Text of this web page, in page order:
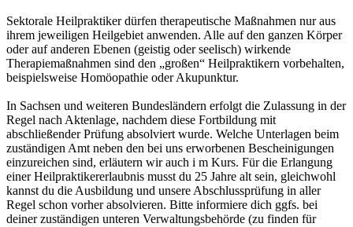
Sektorale Heilpraktiker dürfen therapeutische Maßnahmen nur aus
ihrem jeweiligen Heilgebiet anwenden. Alle auf den ganzen Körper
oder auf anderen Ebenen (geistig oder seelisch) wirkende
Therapiemaßnahmen sind den „großen“ Heilpraktikern vorbehalten,
beispielsweise Homöopathie oder Akupunktur.
In Sachsen und weiteren Bundesländern erfolgt die Zulassung in der
Regel nach Aktenlage, nachdem diese Fortbildung mit
abschließender Prüfung absolviert wurde. Welche Unterlagen beim
zuständigen Amt neben den bei uns erworbenen Bescheinigungen
einzureichen sind, erläutern wir auch i m Kurs. Für die Erlangung
einer Heilpraktikererlaubnis musst du 25 Jahre alt sein, gleichwohl
kannst du die Ausbildung und unsere Abschlussprüfung in aller
Regel schon vorher absolvieren. Bitte informiere dich ggfs. bei
deiner zuständigen unteren Verwaltungsbehörde (zu finden für